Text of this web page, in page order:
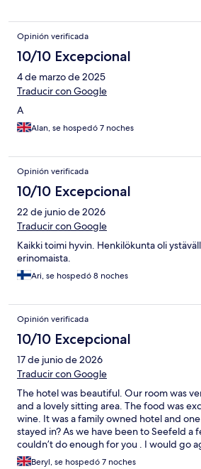
Opinión verificada
10/10 Excepcional
4 de marzo de 2025
Traducir con Google
A
Alan, se hospedó 7 noches
Opinión verificada
10/10 Excepcional
22 de junio de 2026
Traducir con Google
Kaikki toimi hyvin. Henkilökunta oli
erinomaista.
Ari, se hospedó 8 noches
Opinión verificada
10/10 Excepcional
17 de junio de 2026
Traducir con Google
The hotel was beautiful. Our room was
and a lovely sitting area. The food was
wine. It was a family owned hotel and
stayed in? As we have been to Seefeld a
couldn’t do enough for you . I would go
recommend it.
Beryl, se hospedó 7 noches